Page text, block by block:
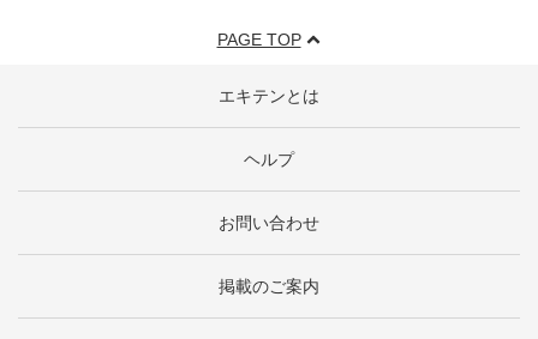
PAGE TOP
エキテンとは
ヘルプ
お問い合わせ
掲載のご案内